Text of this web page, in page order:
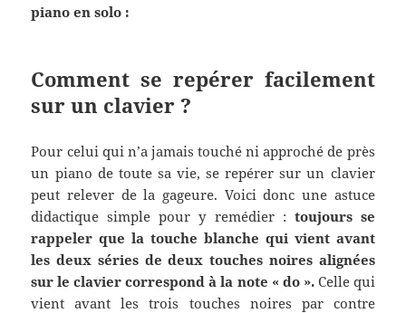
piano en solo :
Comment se repérer facilement
sur un clavier ?
Pour celui qui n’a jamais touché ni approché de près
un piano de toute sa vie, se repérer sur un clavier
peut relever de la gageure. Voici donc une astuce
didactique simple pour y remédier : toujours se
rappeler que la touche blanche qui vient avant
les deux séries de deux touches noires alignées
sur le clavier correspond à la note « do ».Celle qui
vient avant les trois touches noires par contre